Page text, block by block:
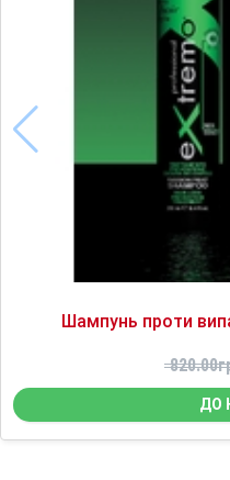
Шампунь проти
ДО